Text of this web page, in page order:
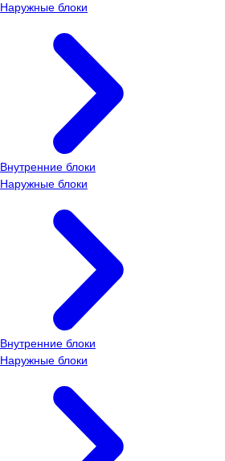
Наружные блоки
Внутренние блоки
Наружные блоки
Внутренние блоки
Наружные блоки